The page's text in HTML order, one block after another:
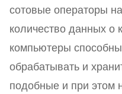
сотовые операторы
количество данных о
компьютеры
обрабатывать и
подобные и при